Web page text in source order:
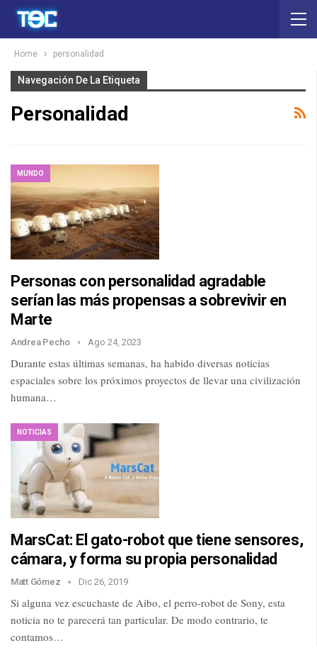
Home personalidad
Navegación De La Etiqueta
Personalidad
MUNDO
Personas con personalidad agradable
serían las más propensas a sobrevivir en
Marte
Andrea Pecho Ago 24, 2023
Durante estas últimas semanas, ha habido diversas noticias
espaciales sobre los próximos proyectos de llevar una civilización
humana…
NOTICIAS
MarsCat: El gato-robot que tiene sensores,
cámara, y forma su propia personalidad
Matt Gómez Dic 26, 2019
Si alguna vez escuchaste de Aibo, el perro-robot de Sony, esta
noticia no te parecerá tan particular. De modo contrario, te
contamos…